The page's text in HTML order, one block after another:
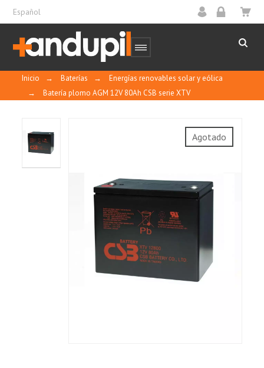
Español
Inicio → Baterías →
Energías renovables solar y eólica
→
Batería plomo AGM 12V 80Ah CSB serie XTV
Agotado
XTV12800